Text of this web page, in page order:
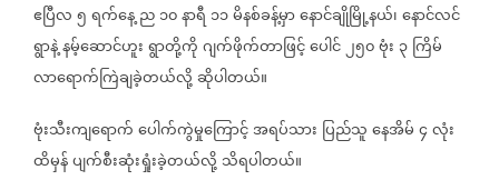
ဧပြီလ၅ရက်နေ့ည၁၀နာရီ ၁၁မိနစ်ခန့်မှာနောင်ချိုမြို့နယ်၊နောင်လင်
ရွာနဲ့နမ့်ဆောင်ဟူးရွာတို့ကိုဂျက်ဖိုက်တာဖြင့်ပေါင်၂၅၀ဗုံး ၃ကြိမ်
လာရောက်ကြဲချခဲ့တယ်လို့ဆိုပါတယ်။
ဗုံးသီးကျရောက်ပေါက်ကွဲမှုကြောင့်အရပ်သား ပြည်သူနေအိမ်၄လုံး
ထိမှန်ပျက်စီးဆုံးရှုံးခဲ့တယ်လို့သိရပါတယ်။